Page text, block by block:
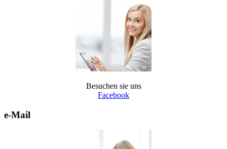
Besuchen sie uns
Facebook
e-Mail